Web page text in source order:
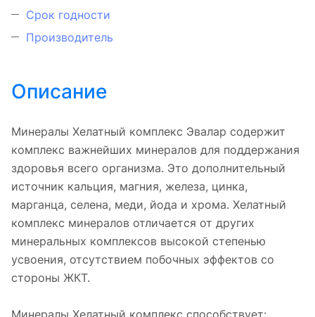
Срок годности
Производитель
Описание
Минералы Хелатный комплекс Эвалар содержит
комплекс важнейших минералов для поддержания
здоровья всего организма. Это дополнительный
источник кальция, магния, железа, цинка,
марганца, селена, меди, йода и хрома. Хелатный
комплекс минералов отличается от других
минеральных комплексов высокой степенью
усвоения, отсутствием побочных эффектов со
стороны ЖКТ.
Минералы Хелатный комплекс способствует: